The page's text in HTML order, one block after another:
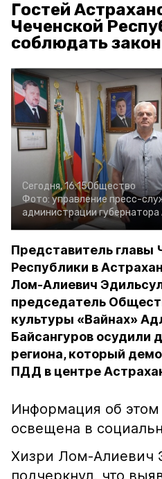
Гостей
Чеченской
соблюдать
Сегодня, 16:15Общество
Фото: управление пресс-
администрации губернатора
Представитель главы
Республики в
Лом-Алиевич
председатель
культуры «Вайнах»
Байсангуров осудили
региона, который
ПДД в центре
Информация об
освещена в
Хизри Лом-Алиевич
подчеркнул, что